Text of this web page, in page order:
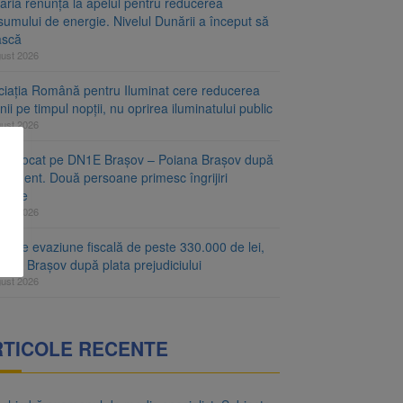
de energie. Nivelul Dunării a început să
2026
Română pentru Iluminat cere reducerea
pe timpul nopții, nu oprirea iluminatului public
2026
blocat pe DN1E Brașov – Poiana Brașov după
accident. Două persoane primesc îngrijiri
2026
de evaziune fiscală de peste 330.000 de lei,
la Brașov după plata prejudiciului
2026
RECENTE